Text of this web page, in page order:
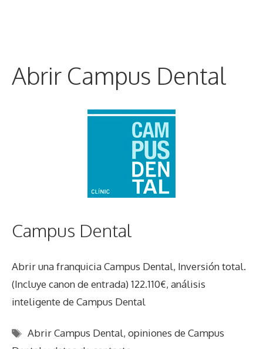
Abrir Campus Dental
Campus Dental
Abrir una franquicia Campus Dental, Inversión total.
(Incluye canon de entrada) 122.110€, análisis
inteligente de Campus Dental
Etiquetas
Abrir Campus Dental,opiniones de Campus